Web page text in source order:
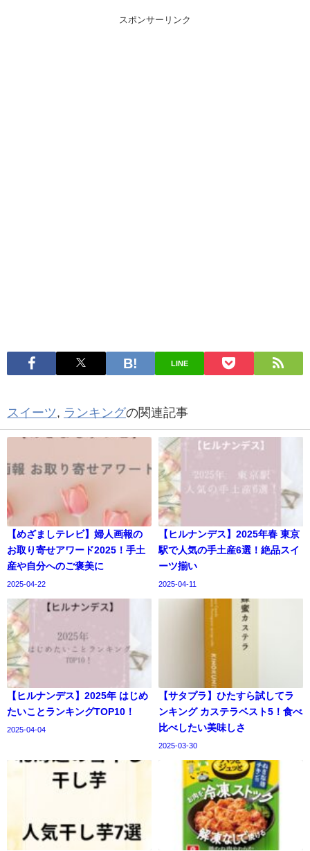
スポンサーリンク
LINE
スイーツ, ランキングの関連記事
【めざましテレビ】婦人画報の
お取り寄せアワード2025！手土
産や自分へのご褒美に
2025-04-22
【ヒルナンデス】2025年春 東京
駅で人気の手土産6選！絶品スイ
ーツ揃い
2025-04-11
【ヒルナンデス】2025年 はじめ
たいことランキングTOP10！
2025-04-04
【サタプラ】ひたすら試してラ
ンキング カステラベスト5！食べ
比べしたい美味しさ
2025-03-30